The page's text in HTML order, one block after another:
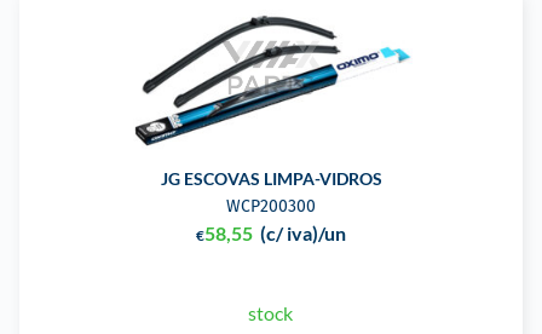
JG ESCOVAS LIMPA-VIDROS
WCP200300
€58,55 (c/ iva)/un
stock